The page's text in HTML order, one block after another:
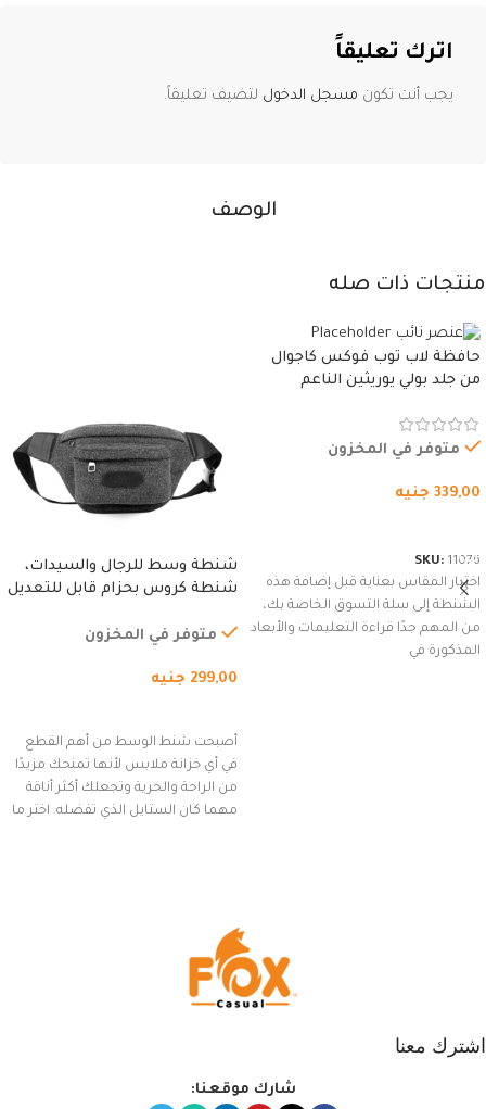
الوصف
اترك تعليقاً
يجب أنت تكون مسجل الدخول لتضيف تعليقاً.
منتجات ذات صله
حافظة لاب توب فوكس كاجوال
من جلد بولي يوريثين الناعم
وسوستة.
متوفر في المخزون
339,00 جنيه
SKU: 11076
اختيار المقاس بعناية قبل إضافة هذه
الشنطة إلى سلة التسوق الخاصة بك،
من المهم جدًا قراءة التعليمات والأبعاد
المذكورة في
شنطة وسط للرجال والسيدات،
شنطة كروس بحزام قابل للتعديل
السفر، الجري العادي، المشي
(رمادي)
متوفر في المخزون
299,00 جنيه
أصبحت شنط الوسط من أهم القطع
في أي خزانة ملابس لأنها تمنحك مزيدًا
من الراحة والحرية وتجعلك أكثر أناقة
مهما كان الستايل الذي تفضله. اختر ما
اشترك معنا
شارك موقعنا: